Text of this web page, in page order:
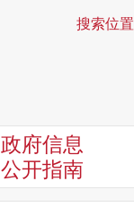
搜索位置
政府信息
公开指南